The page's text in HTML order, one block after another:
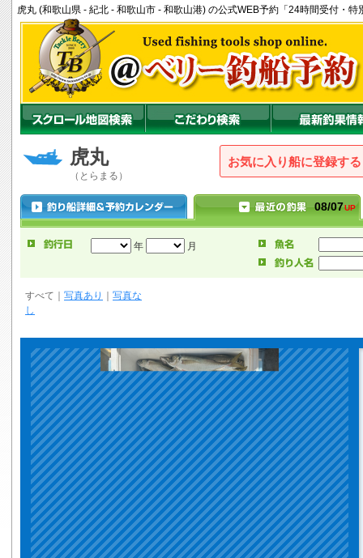
虎丸 (和歌山県 - 紀北 - 和歌山市 - 和歌山港) の公式WEB予約「24時間受付・特
虎丸
（とらまる）
お気に入り船に登録
08/07UP
年 月
すべて 写真あり
写真な
し